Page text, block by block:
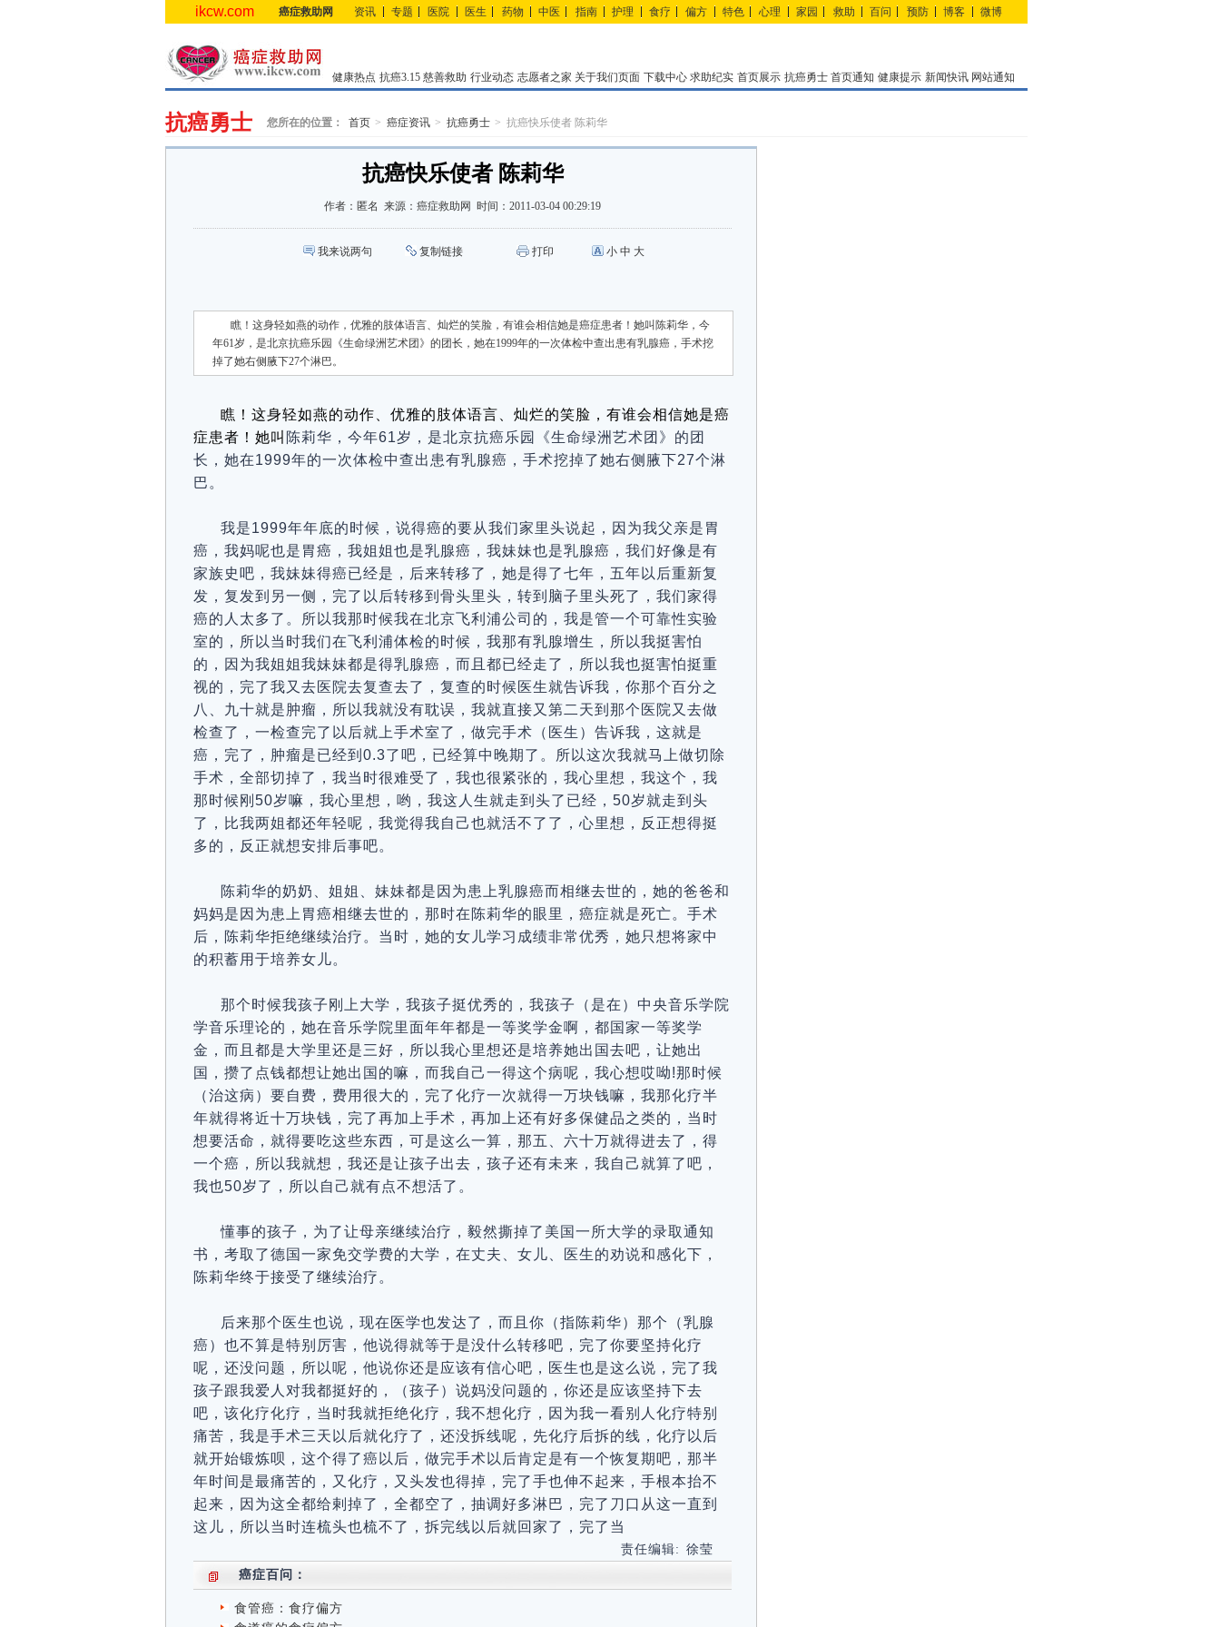
ikcw.com 癌症救助网 资讯 专题 医院 医生 药物 中医 指南 护理 食疗 偏方 特色 心理 家园 救助 百问 预防 博客 微博
健康热点 抗癌3.15 慈善救助 行业动态 志愿者之家 关于我们页面 下载中心 求助纪实 首页展示 抗癌勇士 首页通知 健康提示 新闻快讯 网站通知
抗癌勇士 您所在的位置： 首页 癌症资讯 抗癌勇士 抗癌快乐使者 陈莉华
抗癌快乐使者 陈莉华
作者： 匿名 来源： 癌症救助网 时间： 2011-03-04 00:29:19
我来说两句 复制链接 打印 小 中 大
瞧！这身轻如燕的动作，优雅的肢体语言、灿烂的笑脸，有谁会相信她是癌症患者！她叫陈莉华，今
年61岁，是北京抗癌乐园《生命绿洲艺术团》的团长，她在1999年的一次体检中查出患有乳腺癌，手术挖
掉了她右侧腋下27个淋巴。
瞧 ！ 这身轻如燕的动作、优雅的肢体语言、灿烂的笑脸， 有谁会相信她是癌
症患者！她叫 陈莉华，今年61岁，是北京抗癌乐园《生命绿洲艺术团 》的团
长，她在1999年的一次体检中查出患有乳腺癌，手术挖掉了她右侧腋下27个淋
巴。
我是1999年年底的时候，说得癌的要从我们家里头说起，因为我父亲是胃
癌，我妈呢也是胃癌，我姐姐也是乳腺癌，我妹妹也是乳腺癌，我们好像是有
家族史吧，我妹妹得癌已经是，后来转移了，她是得了七年，五年以后重新复
发，复发到另一侧，完了以后转移到骨头里头，转到脑子里头死了，我们家得
癌的人太多了。所以我那时候我在北京飞利浦公司的，我是管一个可靠性实验
室的，所以当时我们在飞利浦体检的时候，我那有乳腺增生，所以我挺害怕
的，因为我姐姐我妹妹都是得乳腺癌，而且都已经走了，所以我也挺害怕挺重
视的，完了我又去医院去复查去了，复查的时候医生就告诉我，你那个百分之
八、九十就是肿瘤，所以我就没有耽误，我就直接又第二天到那个医院又去做
检查了，一检查完了以后就上手术室了，做完手术（医生）告诉我，这就是
癌，完了，肿瘤是已经到0.3了吧，已经算中晚期了。所以这次我就马上做切除
手术，全部切掉了，我当时很难受了，我也很紧张的，我心里想，我这个，我
那时候刚50岁嘛，我心里想，哟，我这人生就走到头了已经，50岁就走到头
了，比我两姐都还年轻呢，我觉得我自己也就活不了了，心里想，反正想得挺
多的，反正就想安排后事吧。
陈莉华的奶奶、姐姐、妹妹都是因为患上乳腺癌而相继去世的，她的爸爸和
妈妈是因为患上胃癌相继去世的，那时在陈莉华的眼里，癌症就是死亡。手术
后，陈莉华拒绝继续治疗。当时，她的女儿学习成绩非常优秀，她只想将家中
的积蓄用于培养女儿。
那个时候我孩子刚上大学，我孩子挺优秀的，我孩子（是在）中央音乐学院
学音乐理论的，她在音乐学院里面年年都是一等奖学金啊，都国家一等奖学
金，而且都是大学里还是三好，所以我心里想还是培养她出国去吧，让她出
国，攒了点钱都想让她出国的嘛，而我自己一得这个病呢，我心想哎呦!那时候
（治这病）要自费，费用很大的，完了化疗一次就得一万块钱嘛，我那化疗半
年就得将近十万块钱，完了再加上手术，再加上还有好多保健品之类的，当时
想要活命，就得要吃这些东西，可是这么一算，那五、六十万就得进去了，得
一个癌，所以我就想，我还是让孩子出去，孩子还有未来，我自己就算了吧，
我也50岁了，所以自己就有点不想活了。
懂事的孩子，为了让母亲继续治疗，毅然撕掉了美国一所大学的录取通知
书，考取了德国一家免交学费的大学，在丈夫、女儿、医生的劝说和感化下，
陈莉华终于接受了继续治疗。
后来那个医生也说，现在医学也发达了，而且你（指陈莉华）那个（乳腺
癌）也不算是特别厉害，他说得就等于是没什么转移吧，完了你要坚持化疗
呢，还没问题，所以呢，他说你还是应该有信心吧，医生也是这么说，完了我
孩子跟我爱人对我都挺好的，（孩子）说妈没问题的，你还是应该坚持下去
吧，该化疗化疗，当时我就拒绝化疗，我不想化疗，因为我一看别人化疗特别
痛苦，我是手术三天以后就化疗了，还没拆线呢，先化疗后拆的线，化疗以后
就开始锻炼呗，这个得了癌以后，做完手术以后肯定是有一个恢复期吧，那半
年时间是最痛苦的，又化疗，又头发也得掉，完了手也伸不起来，手根本抬不
起来，因为这全都给剌掉了，全都空了，抽调好多淋巴，完了刀口从这一直到
这儿，所以当时连梳头也梳不了，拆完线以后就回家了，完了当
责任编辑: 徐莹
癌症百问：
食管癌：食疗偏方